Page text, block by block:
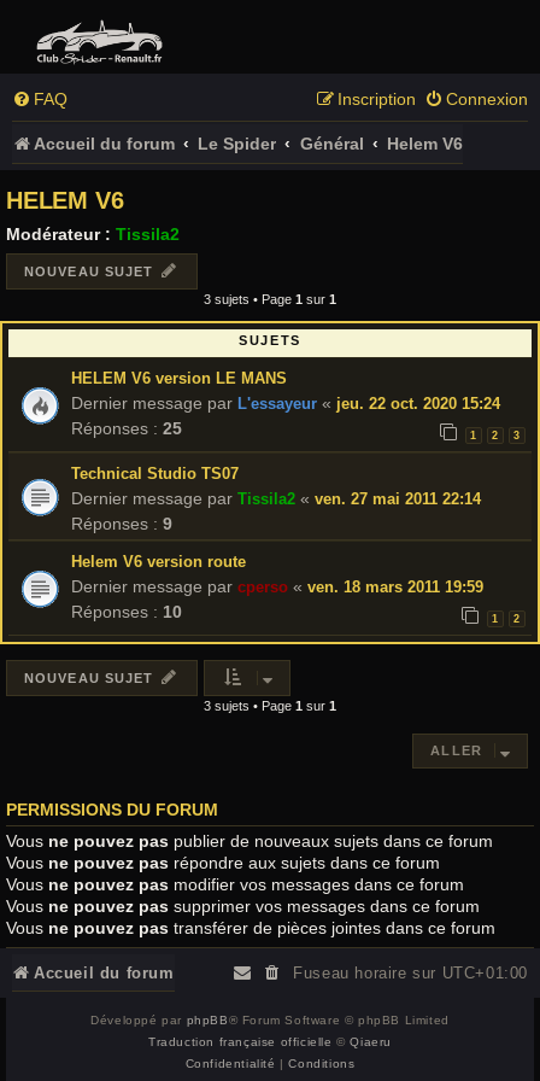
FAQ Connexion
Inscription
Accueil du forum Le Spider Général Helem V6
HELEM V6
Modérateur : Tissila2
NOUVEAU SUJET
3 sujets • Page 1 sur 1
SUJETS
HELEM V6 version LE MANS
Dernier message par L'essayeur « jeu. 22 oct. 2020 15:24
Réponses : 25 1 2 3
Technical Studio TS07
Dernier message par Tissila2 « ven. 27 mai 2011 22:14
Réponses : 9
Helem V6 version route
Dernier message par cperso « ven. 18 mars 2011 19:59
Réponses : 10 1 2
NOUVEAU SUJET
3 sujets • Page 1 sur 1
ALLER
PERMISSIONS DU FORUM
Vous ne pouvez pas publier de nouveaux sujets dans ce forum
Vous ne pouvez pas répondre aux sujets dans ce forum
Vous ne pouvez pas modifier vos messages dans ce forum
Vous ne pouvez pas supprimer vos messages dans ce forum
Vous ne pouvez pas transférer de pièces jointes dans ce forum
Accueil du forum Fuseau horaire sur UTC+01:00
Développé par phpBB® Forum Software © phpBB Limited
Traduction française officielle ©Qiaeru
Confidentialité |Conditions